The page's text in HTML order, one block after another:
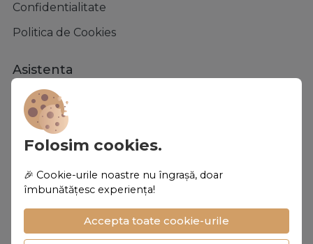
Folosim cookies.
🎉 Cookie-urile noastre nu îngrașă, doar
îmbunătățesc experiența!
Accepta toate cookie-urile
Confidentialitate
Politica de Cookies
Asistenta
Contacteaza-ne
Intrebari frecvente
ANPC
Solutionarea litigiilor
Formular retur
Magazin